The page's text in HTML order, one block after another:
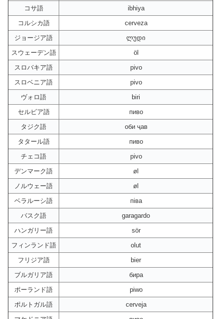
コサ語
ibhiya
コルシカ語
cerveza
ジョージア語
ლუდი
スウェーデン語
öl
スロバキア語
pivo
スロベニア語
pivo
ヴォロ語
biri
セルビア語
пиво
タジク語
оби ҷав
タタール語
пиво
チェコ語
pivo
デンマーク語
øl
ノルウェー語
øl
ベラルーシ語
піва
バスク語
garagardo
ハンガリー語
sör
フィンランド語
olut
フリジア語
bier
ブルガリア語
бира
ポーランド語
piwo
ポルトガル語
cerveja